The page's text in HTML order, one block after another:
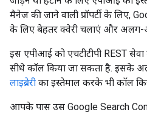
मैनेज की जाने वाली प्रॉपर्टी के लिए,
के लिए बेहतर क्वेरी चलाएं और
इस एपीआई को एचटीटीपी REST सेवा
सीधे कॉल किया जा सकता है. इसके
लाइब्रेरी का इस्तेमाल करके भी कॉल
आपके पास उस Google Search